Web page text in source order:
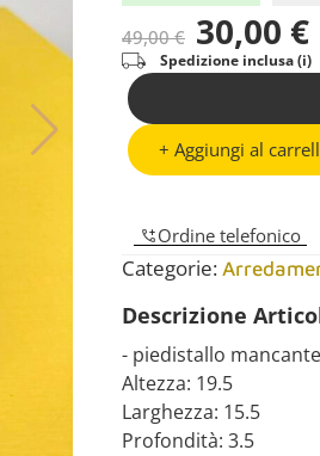
49,00€ 30,00 €
Spedizione inclusa (i)
+ Aggiungi al
Ordine telefonico
Categorie:
Descrizione
- piedistallo mancante
Altezza: 19.5
Larghezza: 15.5
Profondità: 3.5